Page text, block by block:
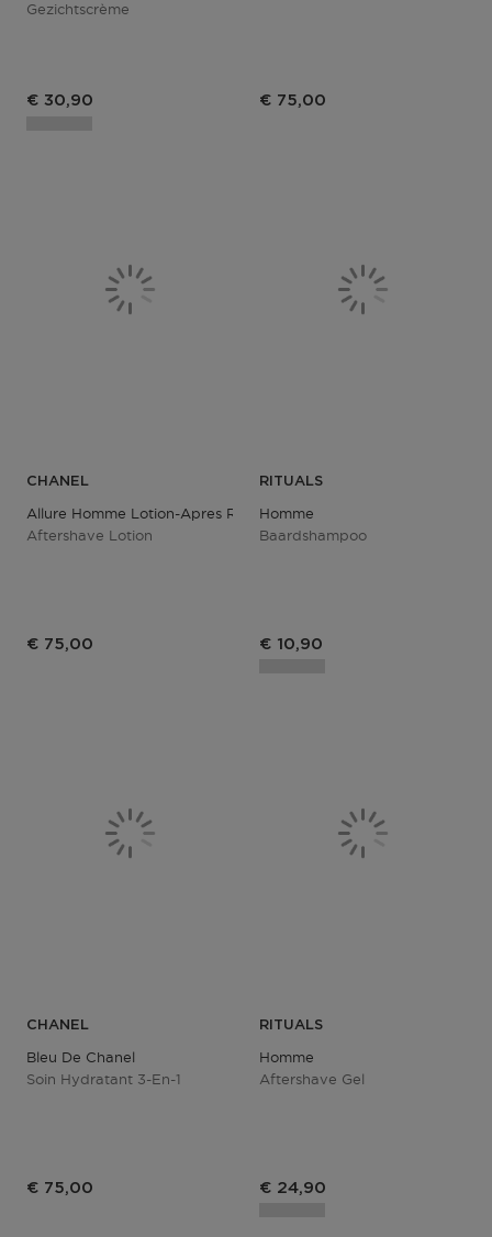
Gezichtscrème
€ 30,90 € 75,00
CHANEL
Allure Homme Lotion-Apres Rasage
Aftershave Lotion
€ 75,00
RITUALS
Homme
Baardshampoo
€ 10,90
CHANEL
Bleu De Chanel
Soin Hydratant 3-En-1
€ 75,00
RITUALS
Homme
Aftershave Gel
€ 24,90